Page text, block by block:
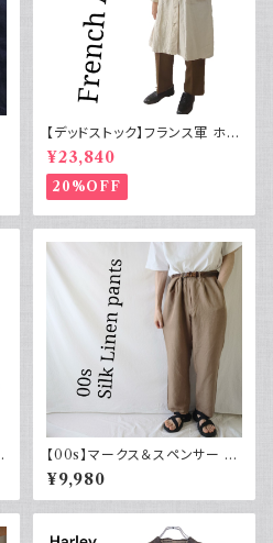
【デッドストック】フランス軍 ホス
ピタルコート リネンコート シン
グルタイプ
¥23,840
20%OFF
【00s】マークス＆スペンサー M
arks & Spencer シルクリネン
パンツ スラックス 古着
¥9,980